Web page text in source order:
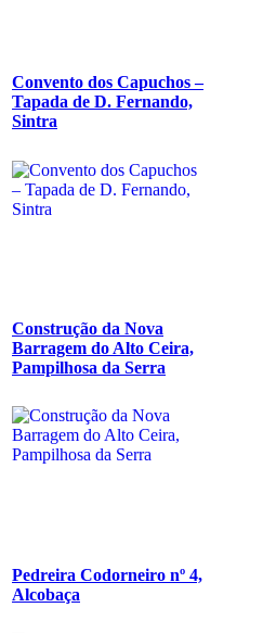
Convento dos Capuchos –
Tapada de D. Fernando,
Sintra
Construção da Nova
Barragem do Alto Ceira,
Pampilhosa da Serra
Pedreira Codorneiro nº 4,
Alcobaça